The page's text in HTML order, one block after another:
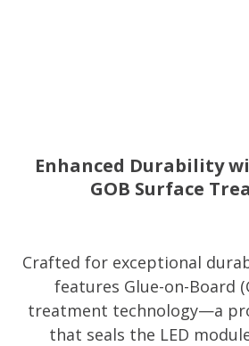
Enhanced Durability
GOB Surface
Crafted for exceptional
features Glue-on-Board
treatment technology—a
that seals the LED